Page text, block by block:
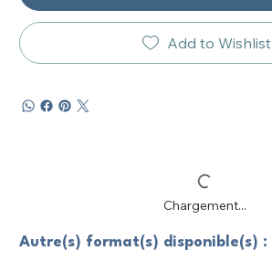
Autre(s) format(s) disponible(s) :
Add to Wishlist
Chargement...